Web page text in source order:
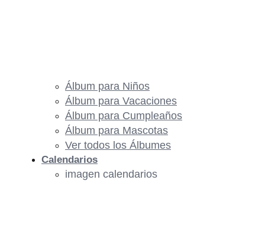
Álbum para Niños
Álbum para Vacaciones
Álbum para Cumpleaños
Álbum para Mascotas
Ver todos los Álbumes
Calendarios
imagen calendarios